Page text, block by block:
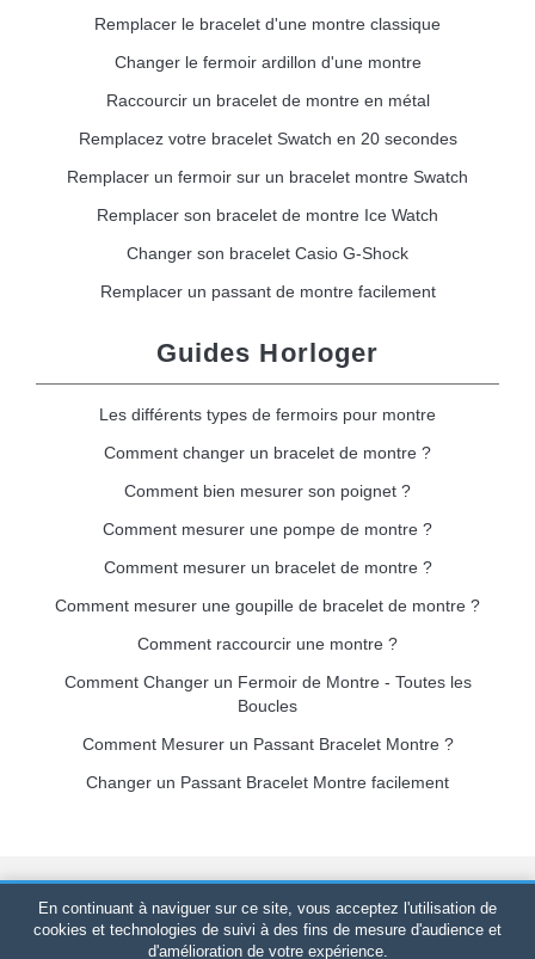
Remplacer le bracelet d'une montre classique
Changer le fermoir ardillon d'une montre
Raccourcir un bracelet de montre en métal
Remplacez votre bracelet Swatch en 20 secondes
Remplacer un fermoir sur un bracelet montre Swatch
Remplacer son bracelet de montre Ice Watch
Changer son bracelet Casio G-Shock
Remplacer un passant de montre facilement
Guides Horloger
Les différents types de fermoirs pour montre
Comment changer un bracelet de montre ?
Comment bien mesurer son poignet ?
Comment mesurer une pompe de montre ?
Comment mesurer un bracelet de montre ?
Comment mesurer une goupille de bracelet de montre ?
Comment raccourcir une montre ?
Comment Changer un Fermoir de Montre - Toutes les
Boucles
Comment Mesurer un Passant Bracelet Montre ?
Changer un Passant Bracelet Montre facilement
Bracelet-de-montre.com© 2026Tous droits réservés-SIRET
520 247 727 000 57 -Plateforme Juridique : BP 20075 - 31121
PORTET PDC - France Métropolitaine-Vente en ligne
En continuant à naviguer sur ce site, vous acceptez l'utilisation de
cookies et technologies de suivi à des fins de mesure d'audience et
d'amélioration de votre expérience.